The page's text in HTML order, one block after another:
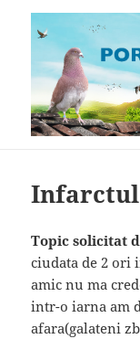
Topic solicitat
ciudata de 2 ori
amic nu ma
intr-o iarna am
afara(galateni